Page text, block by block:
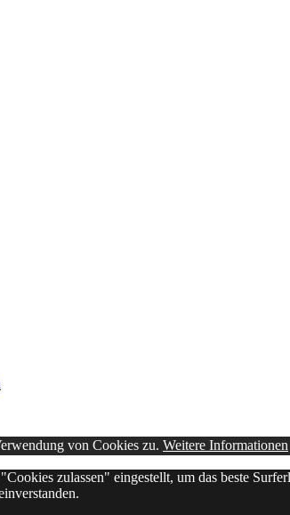
von Cookies zu. Weitere Informationen
zulassen" eingestellt, um das beste